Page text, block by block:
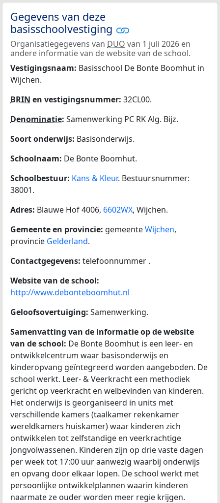
Gegevens van deze
basisschoolvestiging
Organisatiegegevens van DUO van 1 juli 2026 en
andere informatie van de website van de school.
Vestigingsnaam: Basisschool De Bonte Boomhut in
Wijchen.
BRIN en vestigingsnummer: 32CL00.
Denominatie: Samenwerking PC RK Alg. Bijz.
Soort onderwijs: Basisonderwijs.
Schoolnaam: De Bonte Boomhut.
Schoolbestuur: Kans & Kleur. Bestuursnummer:
38001.
Adres: Blauwe Hof 4006, 6602WX, Wijchen.
Gemeente en provincie: gemeenteWijchen,
provincie Gelderland.
Contactgegevens: telefoonnummer .
Website van de school:
http://www.debonteboomhut.nl
Geloofsovertuiging: Samenwerking.
Samenvatting van de informatie op de website
van de school: De Bonte Boomhut is een leer- en
ontwikkelcentrum waar basisonderwijs en
kinderopvang geïntegreerd worden aangeboden. De
school werkt. Leer- & Veerkracht een methodiek
gericht op veerkracht en welbevinden van kinderen.
Het onderwijs is georganiseerd in units met
verschillende kamers (taalkamer rekenkamer
wereldkamers huiskamer) waar kinderen zich
ontwikkelen tot zelfstandige en veerkrachtige
jongvolwassenen. Kinderen zijn op drie vaste dagen
per week tot 17:00 uur aanwezig waarbij onderwijs
en opvang door elkaar lopen. De school werkt met
persoonlijke ontwikkelplannen waarin kinderen
naarmate ze ouder worden meer regie krijgen.